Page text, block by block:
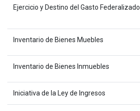
Ejercicio y Destino del Gasto Federalizado
Inventario de Bienes Muebles
Inventario de Bienes Inmuebles
Iniciativa de la Ley de Ingresos